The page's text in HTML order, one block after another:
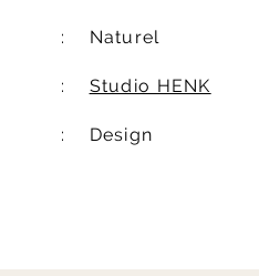
Naturel
Studio HENK
Design